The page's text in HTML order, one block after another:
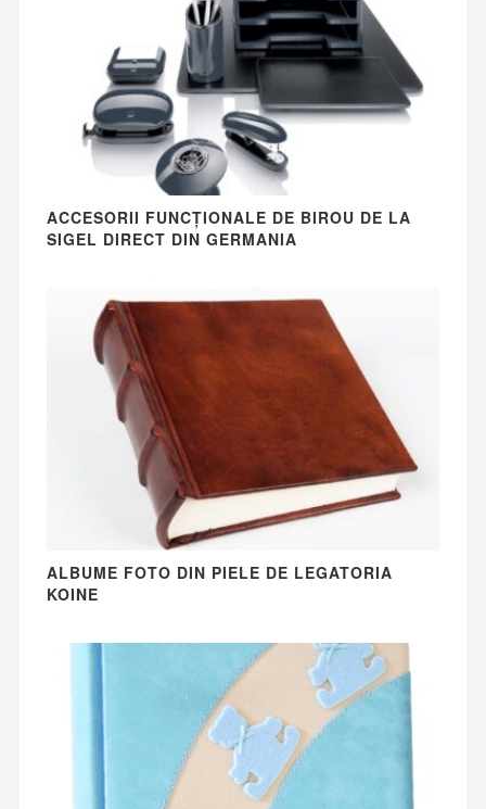
ACCESORII FUNCȚIONALE DE BIROU DE LA
SIGEL DIRECT DIN GERMANIA
ALBUME FOTO DIN PIELE DE LEGATORIA
KOINE